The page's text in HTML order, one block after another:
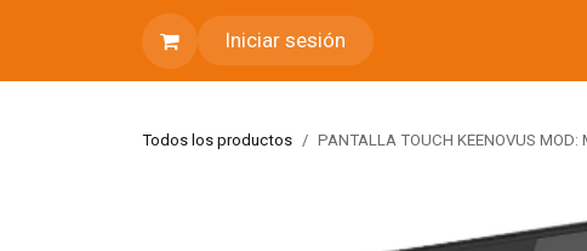
Iniciar sesión
Todos los productos PANTALLA TOUCH KEENOVUS